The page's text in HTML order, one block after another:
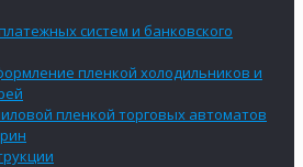
систем и банковского
пленкой холодильников и
пленкой торговых автоматов